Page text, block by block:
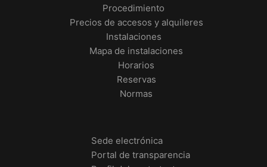
Procedimiento
Precios de accesos y alquileres
Instalaciones
Mapa de instalaciones
Horarios
Reservas
Normas
Sede electrónica
Portal de transparencia